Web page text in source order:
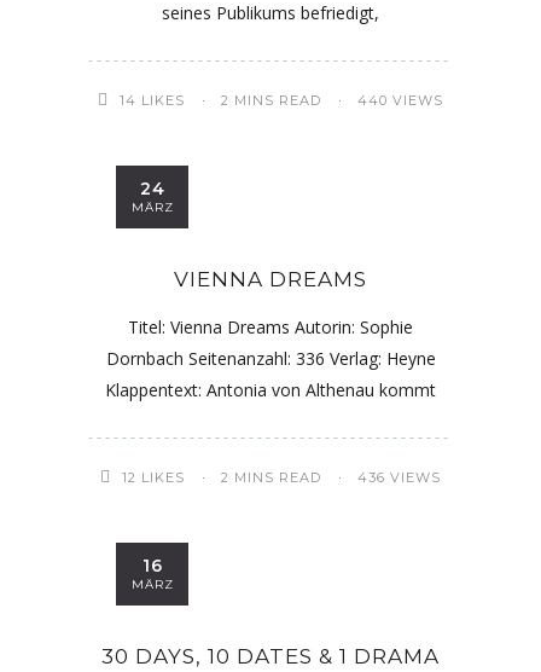
seines Publikums befriedigt,
14 LIKES 2 MINS READ 440 VIEWS
24
MÄRZ
VIENNA DREAMS
Titel: Vienna Dreams Autorin: Sophie
Dornbach Seitenanzahl: 336 Verlag: Heyne
Klappentext: Antonia von Althenau kommt
12 LIKES 2 MINS READ 436 VIEWS
16
MÄRZ
30 DAYS, 10 DATES & 1 DRAMA